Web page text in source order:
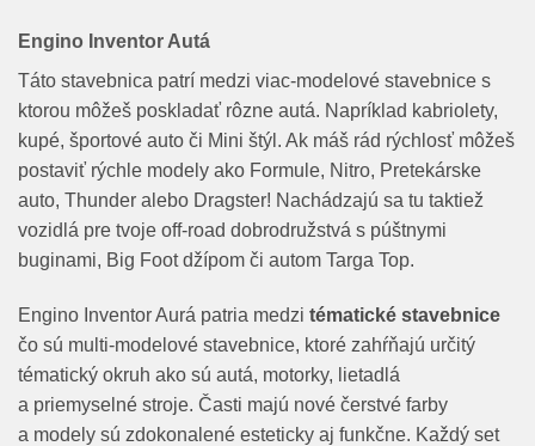
Engino Inventor Autá
Táto stavebnica patrí medzi viac-modelové stavebnice s
ktorou môžeš poskladať rôzne autá. Napríklad kabriolety,
kupé, športové auto či Mini štýl. Ak máš rád rýchlosť môžeš
postaviť rýchle modely ako Formule, Nitro, Pretekárske
auto, Thunder alebo Dragster! Nachádzajú sa tu taktiež
vozidlá pre tvoje off-road dobrodružstvá s púštnymi
buginami, Big Foot džípom či autom Targa Top.
Engino Inventor Aurá patria medzi tématické stavebnice
čo sú multi-modelové stavebnice, ktoré zahŕňajú určitý
tématický okruh ako sú autá, motorky, lietadlá
a priemyselné stroje. Časti majú nové čerstvé farby
a modely sú zdokonalené esteticky aj funkčne. Každý set